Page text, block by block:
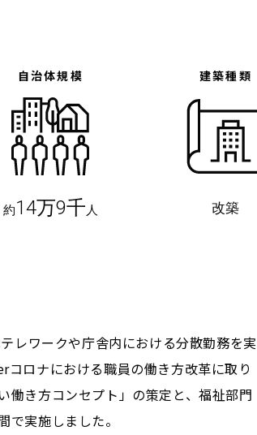
自治体規模
約14万9千人
建築種類
改築
レワークや庁舎内における分散勤務を実
ロナにおける職員の働き方改革に取り
働き方コンセプト」の策定と、福祉部門
実施しました。